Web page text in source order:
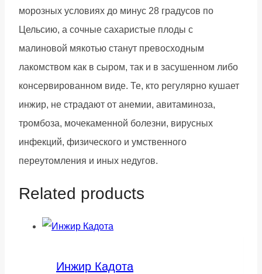
морозных условиях до минус 28 градусов по
Цельсию, а сочные сахаристые плоды с
малиновой мякотью станут превосходным
лакомством как в сыром, так и в засушенном либо
консервированном виде. Те, кто регулярно кушает
инжир, не страдают от анемии, авитаминоза,
тромбоза, мочекаменной болезни, вирусных
инфекций, физического и умственного
переутомления и иных недугов.
Related products
Инжир Кадота